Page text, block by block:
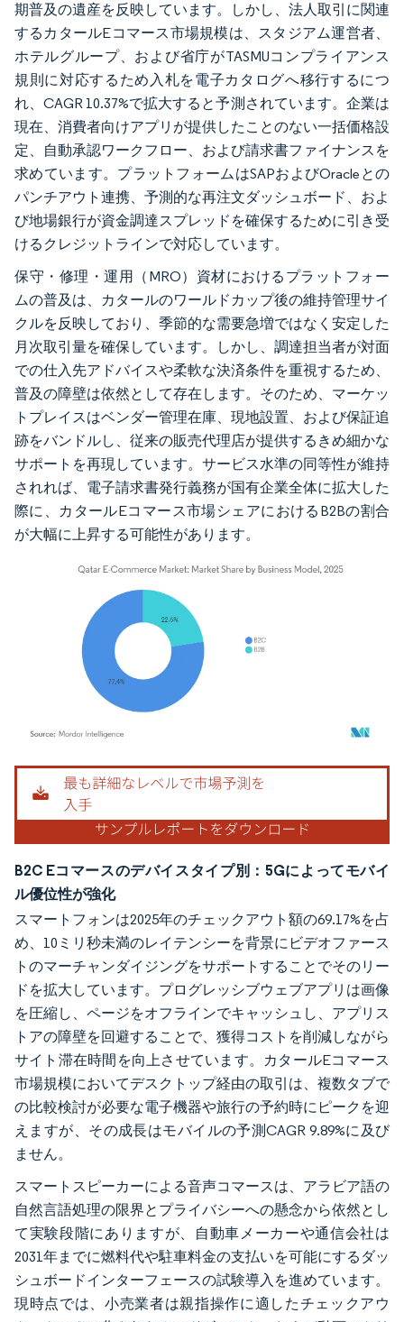
期普及の遺産を反映しています。しかし、法人取引に関連
するカタールEコマース市場規模は、スタジアム運営者、
ホテルグループ、および省庁がTASMUコンプライアンス
規則に対応するため入札を電子カタログへ移行するにつ
れ、CAGR 10.37%で拡大すると予測されています。企業は
現在、消費者向けアプリが提供したことのない一括価格設
定、自動承認ワークフロー、および請求書ファイナンスを
求めています。プラットフォームはSAPおよびOracleとの
パンチアウト連携、予測的な再注文ダッシュボード、およ
び地場銀行が資金調達スプレッドを確保するために引き受
けるクレジットラインで対応しています。
保守・修理・運用（MRO）資材におけるプラットフォー
ムの普及は、カタールのワールドカップ後の維持管理サイ
クルを反映しており、季節的な需要急増ではなく安定した
月次取引量を確保しています。しかし、調達担当者が対面
での仕入先アドバイスや柔軟な決済条件を重視するため、
普及の障壁は依然として存在します。そのため、マーケッ
トプレイスはベンダー管理在庫、現地設置、および保証追
跡をバンドルし、従来の販売代理店が提供するきめ細かな
サポートを再現しています。サービス水準の同等性が維持
されれば、電子請求書発行義務が国有企業全体に拡大した
際に、カタールEコマース市場シェアにおけるB2Bの割合
が大幅に上昇する可能性があります。
画像 © Mordor Intelligence。再利用にはCC BY 4.0の表示が必要です。
B2C Eコマースのデバイスタイプ別：5Gによってモバイ
ル優位性が強化
スマートフォンは2025年のチェックアウト額の69.17%を占
め、10ミリ秒未満のレイテンシーを背景にビデオファース
トのマーチャンダイジングをサポートすることでそのリー
ドを拡大しています。プログレッシブウェブアプリは画像
を圧縮し、ページをオフラインでキャッシュし、アプリス
トアの障壁を回避することで、獲得コストを削減しながら
サイト滞在時間を向上させています。カタールEコマース
市場規模においてデスクトップ経由の取引は、複数タブで
の比較検討が必要な電子機器や旅行の予約時にピークを迎
えますが、その成長はモバイルの予測CAGR 9.89%に及び
ません。
スマートスピーカーによる音声コマースは、アラビア語の
自然言語処理の限界とプライバシーへの懸念から依然とし
て実験段階にありますが、自動車メーカーや通信会社は
2031年までに燃料代や駐車料金の支払いを可能にするダッ
シュボードインターフェースの試験導入を進めています。
現時点では、小売業者は親指操作に適したチェックアウ